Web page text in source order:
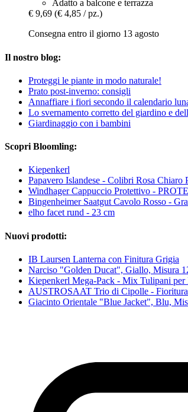
Adatto a balcone e terrazza
€ 9,69 (€ 4,85 / pz.)
Consegna entro il giorno 13 agosto
Il nostro blog:
Proteggi le piante in modo naturale!
Prato post-inverno: consigli
Annaffiare i fiori secondo il calendario
Lo svernamento corretto del giardino e
Giardinaggio con i bambini
Scopri Bloomling:
Kiepenkerl
Papavero Islandese - Colibri Rosa Chiaro
Windhager Cappuccio Protettivo -
Bingenheimer Saatgut Cavolo Rosso -
elho facet rund - 23 cm
Nuovi prodotti:
IB Laursen Lanterna con Finitura Grigia
Narciso "Golden Ducat", Giallo, Misura
Kiepenkerl Mega-Pack - Mix Tulipani per
AUSTROSAAT Trio di Cipolle -
Giacinto Orientale "Blue Jacket", Blu,